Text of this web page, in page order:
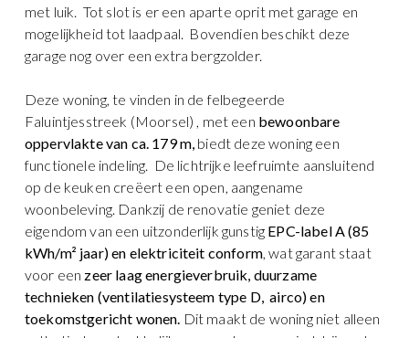
met luik. Tot slot is er een aparte oprit met garage en
mogelijkheid tot laadpaal. Bovendien beschikt deze
garage nog over een extra bergzolder.
Deze woning, te vinden in de felbegeerde
Faluintjesstreek (Moorsel) , met een bewoonbare
oppervlakte van ca. 179 m, biedt deze woning een
functionele indeling. De lichtrijke leefruimte aansluitend
op de keuken creëert een open, aangename
woonbeleving. Dankzij de renovatie geniet deze
eigendom van een uitzonderlijk gunstig EPC-label A (85
kWh/m² jaar) en elektriciteit conform, wat garant staat
voor een zeer laag energieverbruik, duurzame
technieken (ventilatiesysteem type D, airco) en
toekomstgericht wonen. Dit maakt de woning niet alleen